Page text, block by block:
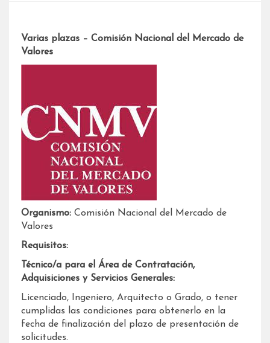
Varias plazas – Comisión Nacional del Mercado de
Valores
Organismo: Comisión Nacional del Mercado de
Valores
Requisitos:
Técnico/a para el Área de Contratación,
Adquisiciones y Servicios Generales:
Licenciado, Ingeniero, Arquitecto o Grado, o tener
cumplidas las condiciones para obtenerlo en la
fecha de finalización del plazo de presentación de
solicitudes.